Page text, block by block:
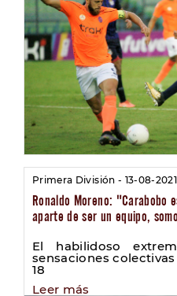
Primera División - 13-08-2021
Ronaldo Moreno: "Carabobo
aparte de ser un equipo,
El habilidoso
sensaciones
18
Leer más